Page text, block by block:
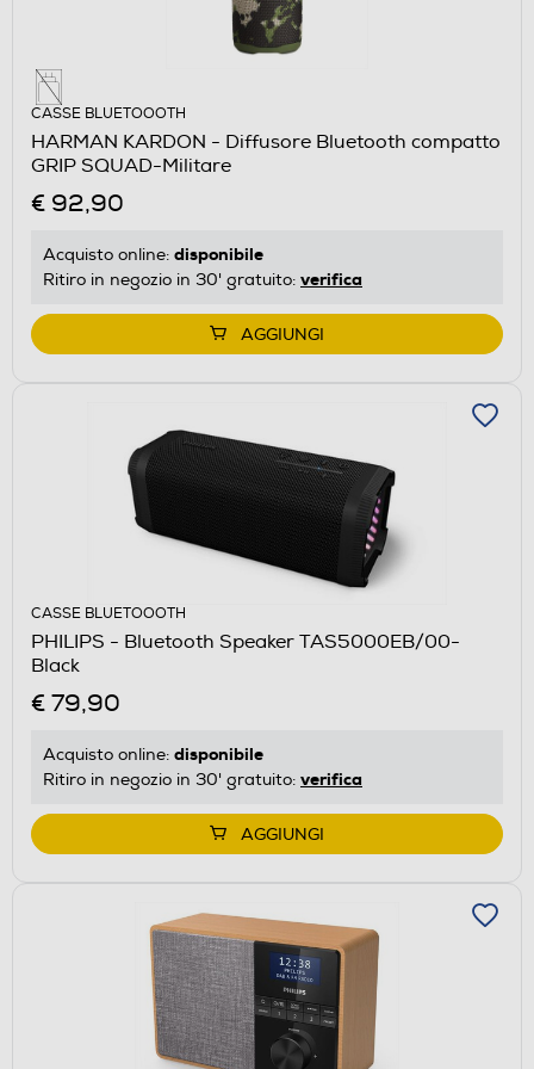
CASSE BLUETOOOTH
HARMAN KARDON - Diffusore Bluetooth compatto
GRIP SQUAD-Militare
€ 92,90
Acquisto online: disponibile
Ritiro in negozio in 30' gratuito: verifica
AGGIUNGI
CASSE BLUETOOOTH
PHILIPS - Bluetooth Speaker TAS5000EB/00-
Black
€ 79,90
Acquisto online: disponibile
Ritiro in negozio in 30' gratuito: verifica
AGGIUNGI